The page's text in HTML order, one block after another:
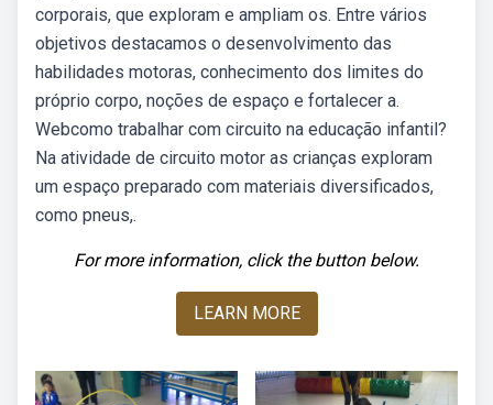
corporais, que exploram e ampliam os. Entre vários
objetivos destacamos o desenvolvimento das
habilidades motoras, conhecimento dos limites do
próprio corpo, noções de espaço e fortalecer a.
Webcomo trabalhar com circuito na educação infantil?
Na atividade de circuito motor as crianças exploram
um espaço preparado com materiais diversificados,
como pneus,.
For more information, click the button below.
LEARN MORE